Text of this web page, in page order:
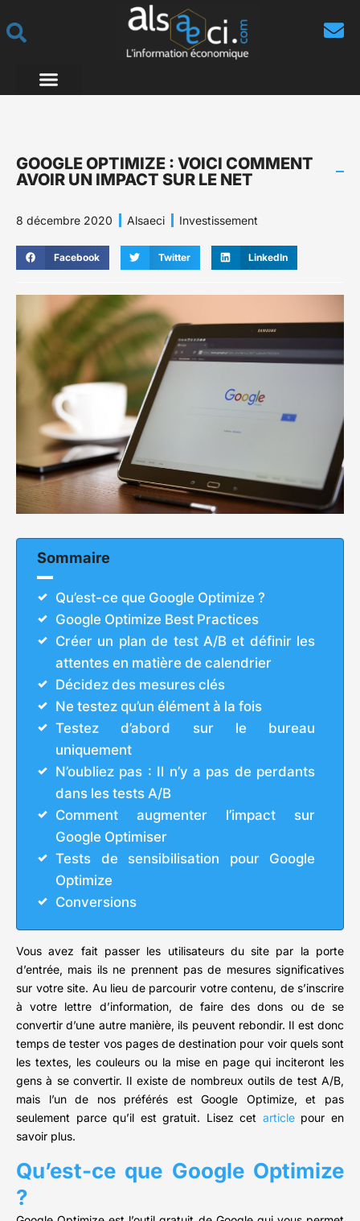
GOOGLE OPTIMIZE : VOICI COMMENT
AVOIR UN IMPACT SUR LE NET
8 décembre 2020 Alsaeci Investissement
Facebook Twitter LinkedIn
Sommaire
Qu’est-ce que Google Optimize ?
Google Optimize Best Practices
Créer un plan de test A/B et définir les
attentes en matière de calendrier
Décidez des mesures clés
Ne testez qu’un élément à la fois
Testez d’abord sur le bureau
uniquement
N’oubliez pas : Il n’y a pas de perdants
dans les tests A/B
Comment augmenter l’impact sur
Google Optimiser
Tests de sensibilisation pour Google
Optimize
Conversions
Vous avez fait passer les utilisateurs du site par la porte
d’entrée, mais ils ne prennent pas de mesures significatives
sur votre site. Au lieu de parcourir votre contenu, de s’inscrire
à votre lettre d’information, de faire des dons ou de se
convertir d’une autre manière, ils peuvent rebondir. Il est donc
temps de tester vos pages de destination pour voir quels sont
les textes, les couleurs ou la mise en page qui inciteront les
gens à se convertir. Il existe de nombreux outils de test A/B,
mais l’un de nos préférés est Google Optimize, et pas
seulement parce qu’il est gratuit. Lisez cet articlepour en
savoir plus.
Qu’est-ce que Google Optimize
?